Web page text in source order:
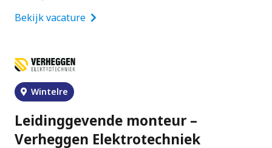
Bekijk vacature
Wintelre
Leidinggevende monteur –
Verheggen Elektrotechniek